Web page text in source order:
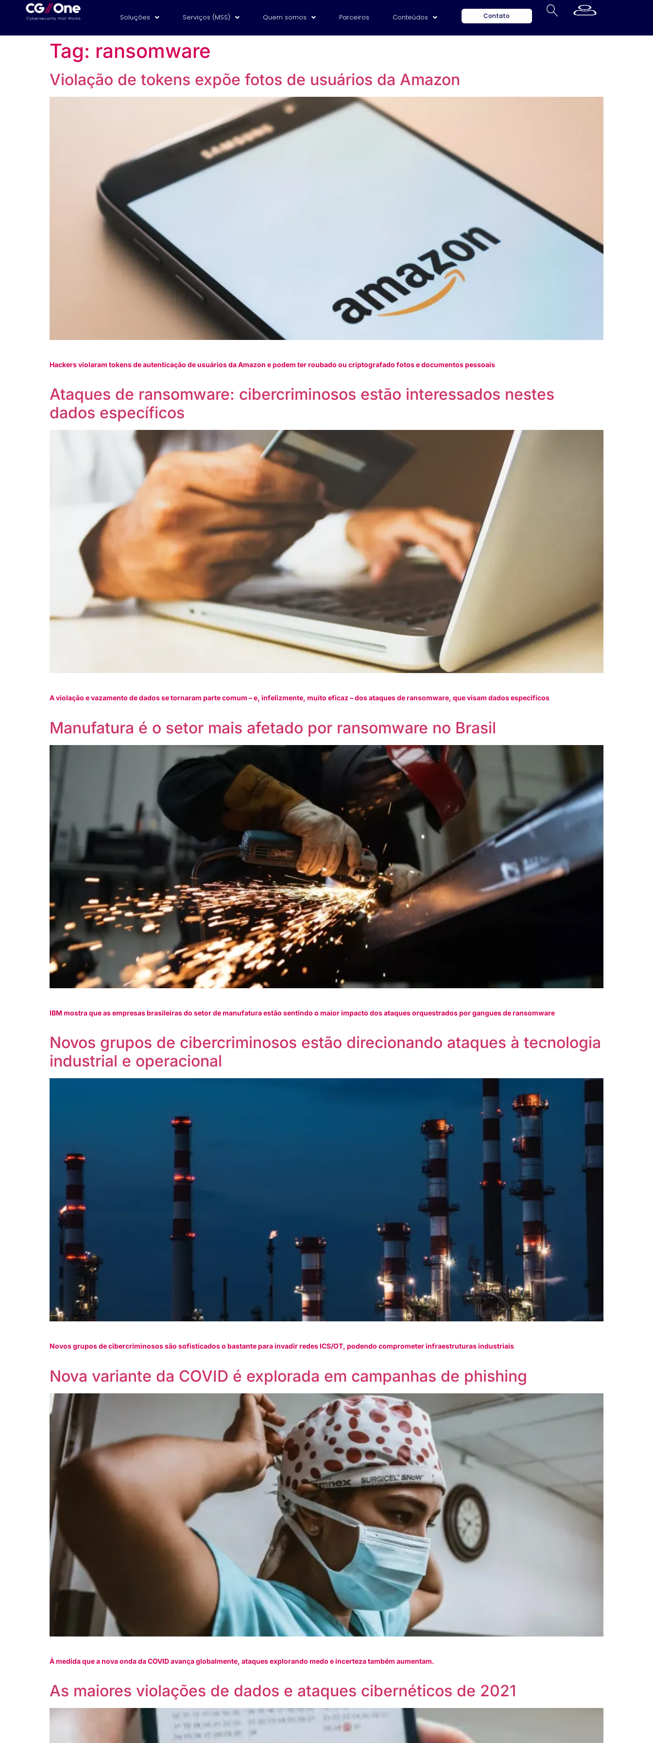
Soluções Serviços (MSS) Quem somos Parceiros Conteúdos Contato
Tag: ransomware
Violação de tokens expõe fotos de usuários da Amazon
Hackers violaram tokens de autenticação de usuários da Amazon e podem ter roubado ou criptografado fotos e documentos pessoais
Ataques de ransomware: cibercriminosos estão interessados nestes
dados específicos
A violação e vazamento de dados se tornaram parte comum – e, infelizmente, muito eficaz – dos ataques de ransomware, que visam dados específicos
Manufatura é o setor mais afetado por ransomware no Brasil
IBM mostra que as empresas brasileiras do setor de manufatura estão sentindo o maior impacto dos ataques orquestrados por gangues de ransomware
Novos grupos de cibercriminosos estão direcionando ataques à tecnologia
industrial e operacional
Novos grupos de cibercriminosos são sofisticados o bastante para invadir redes ICS/OT, podendo comprometer infraestruturas industriais
Nova variante da COVID é explorada em campanhas de phishing
À medida que a nova onda da COVID avança globalmente, ataques explorando medo e incerteza também aumentam.
As maiores violações de dados e ataques cibernéticos de 2021